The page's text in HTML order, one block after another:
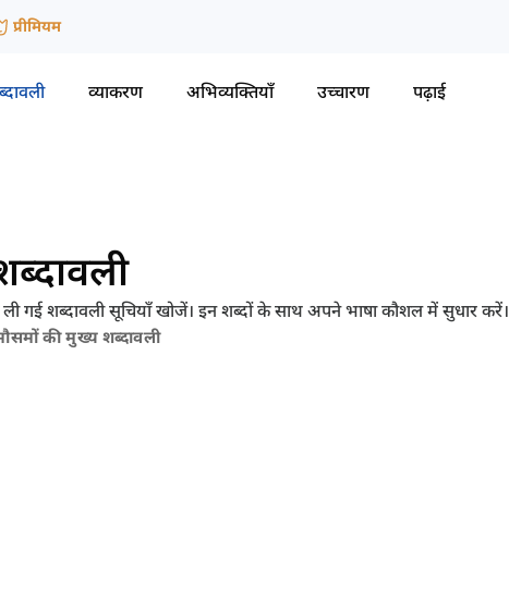
प्रीमियम
व्याकरण अभिव्यक्तियाँ उच्चारण पढ़ाई
शब्दावली सूचियाँ खोजें। इन शब्दों के साथ अपने भाषा कौशल में सुधार करें।
की मुख्य शब्दावली